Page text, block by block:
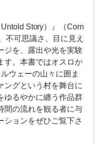
Story）』（Corn
不可思議さ、目に見え
ジを、露出や光を実験
す。本書ではオスロか
ウェーの山々に囲ま
ングという村を舞台に
ゆるやかに纏う作品群
間の流れを観る者に与
ションをぜひご覧下さ